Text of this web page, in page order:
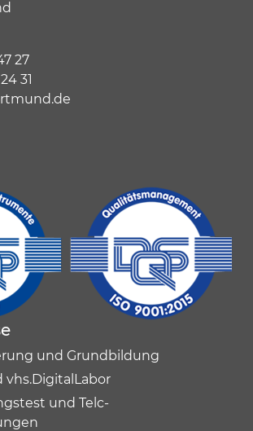
27
31
und Grundbildung
vhs.DigitalLabor
und Telc-